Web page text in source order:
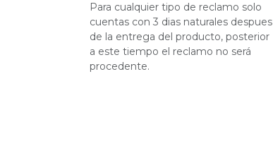
Para cualquier tipo de reclamo solo
cuentas con 3 dias naturales despues
de la entrega del producto, posterior
a este tiempo el reclamo no será
procedente.